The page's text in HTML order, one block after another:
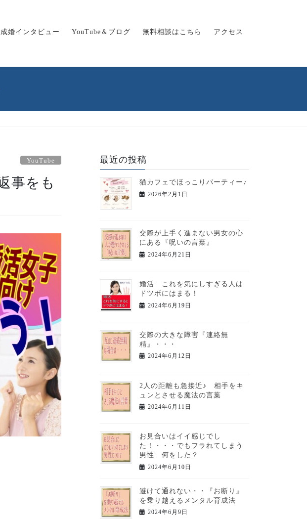
婚インタビュー YouTube＆ブログ 無料相談はこちら アクセス
YouTube
事をも
最近の投稿
猫カフェでほっこりパーティー♪
2026年2月1日
交際が上手く進まない男女の心
にある『呪いの言葉』
2024年6月21日
婚活 これを気にしすぎる人は
ドツボにはまる！
2024年6月19日
交際の大きな障害『連絡無
精』・・・
2024年6月12日
2人の距離も急接近♪ 相手をキ
ュンとさせる魔法の言葉
2024年6月11日
お見合いはイイ感じでし
た！・・・でもフラれてしまう
男性 何をした？
2024年6月10日
避けて通れない・・『お断り』
を乗り越えるメンタル育成法
2024年6月9日